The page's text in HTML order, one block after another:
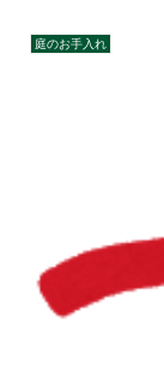
庭のお手入れ